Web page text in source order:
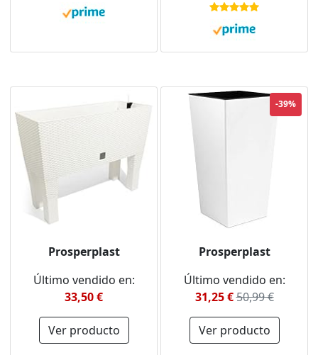
Prosperplast
Último vendido en:
33,50 €
Ver producto
-39%
Prosperplast
Último vendido en:
31,25 €50,99 €
Ver producto